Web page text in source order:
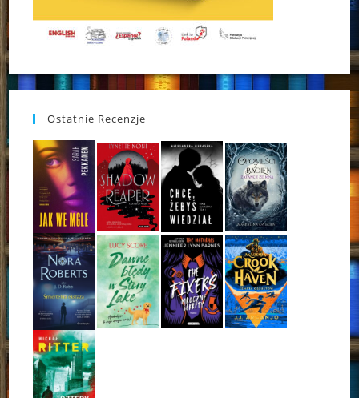
Ostatnie Recenzje